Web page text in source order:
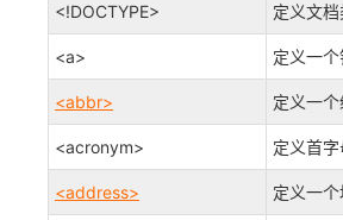
<!DOCTYPE> 定义文档
<a> 定义一个
<abbr> 定义一个
<acronym> 定义首
<address> 定义一